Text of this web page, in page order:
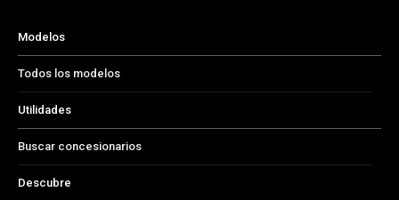
Modelos
Todos los modelos
Utilidades
Buscar concesionarios
Descubre